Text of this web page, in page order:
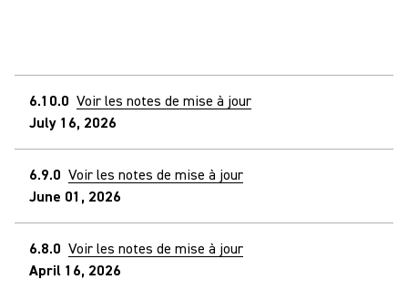
6.10.0 Voir les notes de mise à jour
July 16, 2026
6.9.0 Voir les notes de mise à jour
June 01, 2026
6.8.0 Voir les notes de mise à jour
April 16, 2026